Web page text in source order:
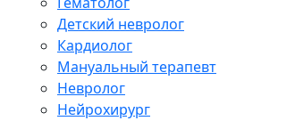
Детский невролог
Кардиолог
Мануальный терапевт
Невролог
Нейрохирург